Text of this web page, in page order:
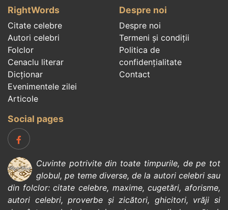
RightWords
Citate celebre
Autori celebri
Folclor
Cenaclu literar
Dicționar
Evenimentele zilei
Articole
Despre noi
Despre noi
Termeni și condiții
Politica de
confidenţialitate
Contact
Social pages
Cuvinte potrivite din toate timpurile, de pe tot
globul, pe teme diverse, de la autori celebrisau
din folclor:citate celebre, maxime,cugetări,aforisme,
autori celebri,proverbe și zicători, ghicitori, vrăji si